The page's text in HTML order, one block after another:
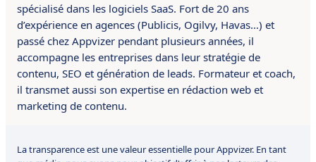
spécialisé dans les logiciels SaaS. Fort de 20 ans
d’expérience en agences (Publicis, Ogilvy, Havas…) et
passé chez Appvizer pendant plusieurs années, il
accompagne les entreprises dans leur stratégie de
contenu, SEO et génération de leads. Formateur et coach,
il transmet aussi son expertise en rédaction web et
marketing de contenu.
La transparence est une valeur essentielle pour Appvizer. En tant